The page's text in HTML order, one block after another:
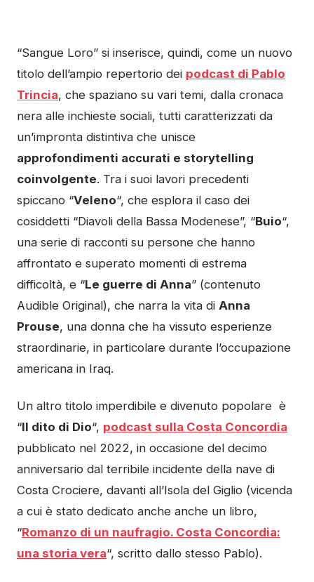
“Sangue Loro” si inserisce, quindi, come un nuovo
titolo dell’ampio repertorio dei podcast di Pablo
Trincia, che spaziano su vari temi, dalla cronaca
nera alle inchieste sociali, tutti caratterizzati da
un’impronta distintiva che unisce
approfondimenti accurati e storytelling
coinvolgente. Tra i suoi lavori precedenti
spiccano “Veleno“, che esplora il caso dei
cosiddetti “Diavoli della Bassa Modenese”, “Buio“,
una serie di racconti su persone che hanno
affrontato e superato momenti di estrema
difficoltà, e “Le guerre di Anna” (contenuto
Audible Original), che narra la vita di Anna
Prouse, una donna che ha vissuto esperienze
straordinarie, in particolare durante l’occupazione
americana in Iraq.
Un altro titolo imperdibile e divenuto popolare è
“Il dito di Dio“, podcast sulla Costa Concordia
pubblicato nel 2022, in occasione del decimo
anniversario dal terribile incidente della nave di
Costa Crociere, davanti all’Isola del Giglio (vicenda
a cui è stato dedicato anche anche un libro,
“Romanzo di un naufragio. Costa Concordia:
una storia vera“, scritto dallo stesso Pablo).